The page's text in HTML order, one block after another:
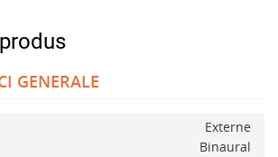
GENERALE
Externe
Binaural